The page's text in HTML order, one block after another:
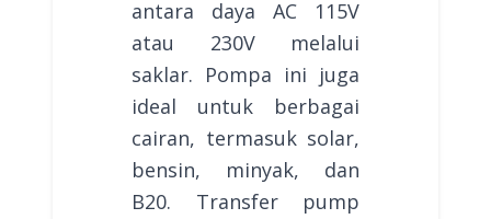
antara daya AC 115V
atau 230V melalui
saklar. Pompa ini juga
ideal untuk berbagai
cairan, termasuk solar,
bensin, minyak, dan
B20. Transfer pump